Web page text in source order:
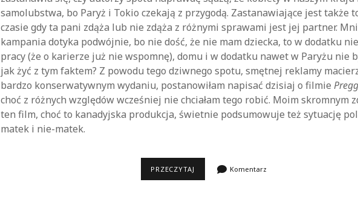
samolubstwa, bo Paryż i Tokio czekają z przygodą. Zastanawiające jest także
czasie gdy ta pani zdąża lub nie zdąża z różnymi sprawami jest jej partner.
kampania dotyka podwójnie, bo nie dość, że nie mam dziecka, to w dodatku
pracy (że o karierze już nie wspomnę), domu i w dodatku nawet w Paryżu nie
jak żyć z tym faktem? Z powodu tego dziwnego spotu, smętnej reklamy
bardzo konserwatywnym wydaniu, postanowiłam napisać dzisiaj o filmie
choć z różnych względów wcześniej nie chciałam tego robić. Moim skromnym
ten film, choć to kanadyjska produkcja, świetnie podsumowuje też sytuację
matek i nie-matek.
PRZECZYTAJ PREGGOLANDKomentarz